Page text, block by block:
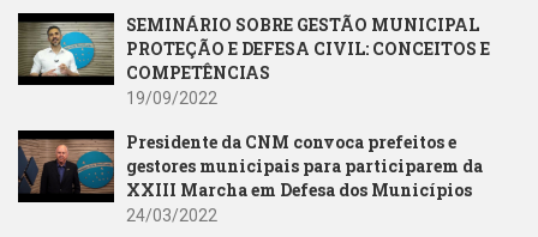
SEMINÁRIO SOBRE GESTÃO MUNICIPAL
PROTEÇÃO E DEFESA CIVIL: CONCEITOS E
COMPETÊNCIAS
19/09/2022
Presidente da CNM convoca prefeitos e
gestores municipais para participarem da
XXIII Marcha em Defesa dos Municípios
24/03/2022